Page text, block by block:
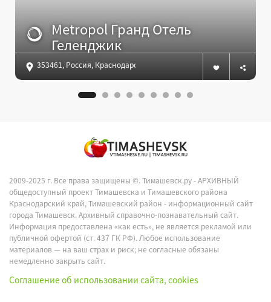
Metropol Гранд Отель
Геленджик
353461, Россия, Краснодарский край, г.Геленджик, ул.
2009-2025 г. Все права защищены ©.Тимашевск.ру - АРХИВНЫЙ
общедоступный проект Тимашевска и Тимашевского района
Краснодарский край, Тимашевский район - информационный сайт
города Тимашевск. Архивный справочно-познавательный сайт.
Информация предоставлена «как есть», не является рекламой или
публичной офертой (ст. 437 ГК РФ). Любое использование
материалов — на ваш страх и риск; не согласные обязаны
немедленно закрыть сайт.
Соглашение об использовании сайта, cookies